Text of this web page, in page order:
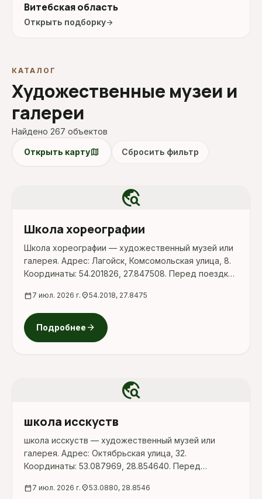
Витебская область
Открыть подборкуarrow_forward
КАТАЛОГ
Художественные музеи и
галереи
Найдено 267 объектов
Открыть картуmap Сбросить фильтр
travel_explore
Школа хореографии
Школа хореографии — художественный музей или
галерея. Адрес: Лагойск, Комсомольская улица, 8.
Координаты: 54.201826, 27.847508. Перед поездкой
посещения и актуальные условия на официальных
ресурсах.
calendar_today 7 июл. 2026 г. location_on54.2018, 27.8475
Подробнее arrow_forward
travel_explore
школа исскуств
школа исскуств — художественный музей или
галерея. Адрес: Октябрьская улица, 32.
Координаты: 53.087969, 28.854640. Перед
доступность посещения и актуальные условия на
calendar_today 7 июл. 2026 г. location_on53.0880, 28.8546